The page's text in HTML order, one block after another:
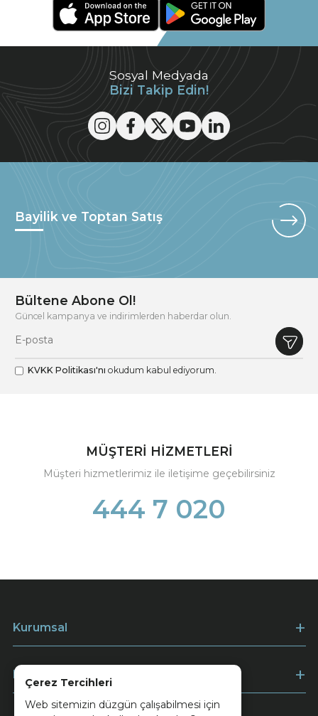
Çerez Tercihleri
Web sitemizin düzgün çalışabilmesi için
Sosyal Medyada
Bizi Takip Edin!
Bayilik ve Toptan Satış
Bültene Abone Ol!
Güncel kampanya ve indirimlerden haberdar olun.
KVKK Politikası'nı okudum kabul ediyorum.
MÜŞTERİ HİZMETLERİ
Müşteri hizmetlerimiz ile iletişime geçebilirsiniz
444 7 020
Kurumsal
Müşteri Hizmetleri